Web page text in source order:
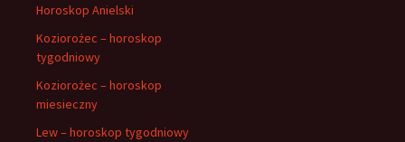
Horoskop Anielski
Koziorożec – horoskop
tygodniowy
Koziorożec – horoskop
miesieczny
Lew – horoskop tygodniowy